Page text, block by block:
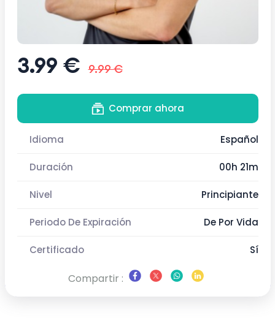
3.99 € 9.99 €
Comprar ahora
Idioma Español
Duración 00h 21m
Nivel Principiante
Periodo De Expiración De Por Vida
Certificado Sí
Compartir :